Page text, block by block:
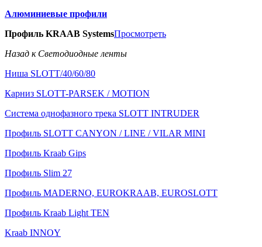
Алюминиевые профили
Профиль KRAAB SystemsПросмотреть
Назад к Светодиодные ленты
Ниша SLOTT/40/60/80
Карниз SLOTT-PARSEK / MOTION
Система однофазного трека SLOTT INTRUDER
Профиль SLOTT CANYON / LINE / VILAR MINI
Профиль Kraab Gips
Профиль Slim 27
Профиль MADERNO, EUROKRAAB, EUROSLOTT
Профиль Kraab Light TEN
Kraab INNOY